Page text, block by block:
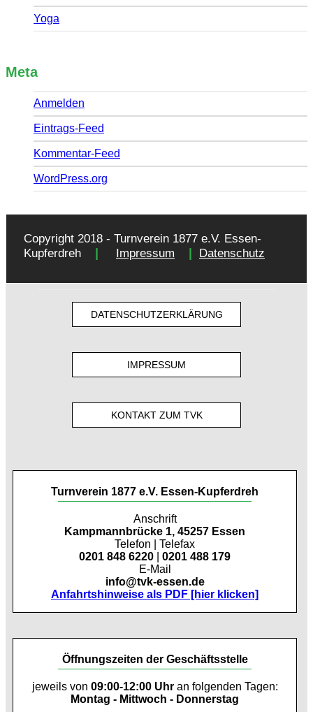
Yoga
Meta
Anmelden
Eintrags-Feed
Kommentar-Feed
WordPress.org
Copyright 2018 - Turnverein 1877 e.V. Essen-
Kupferdreh
| Impressum | Datenschutz
DATENSCHUTZERKLÄRUNG
IMPRESSUM
KONTAKT ZUM TVK
Turnverein 1877 e.V. Essen-Kupferdreh
Anschrift
Kampmannbrücke 1, 45257 Essen
Telefon | Telefax
0201 848 6220
0201 488 179
E-Mail
info@tvk-essen.de
Anfahrtshinweise als PDF [hier klicken]
Öffnungszeiten der Geschäftsstelle
jeweils von 09:00-12:00 Uhran folgenden Tagen:
Montag - Mittwoch - Donnerstag